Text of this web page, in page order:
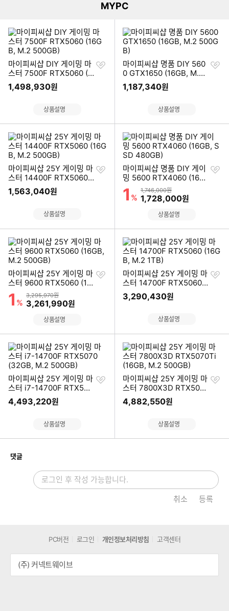
MYPC
마이피씨샵 DIY 게이밍 마
스터 7500F RTX5060 (1
6GB, M.2 500GB)
1,498,930원
찜
상품설명
마이피씨샵 명품 DIY 560
0 GTX1650 (16GB, M.2
500GB)
1,187,340원
찜
상품설명
마이피씨샵 25Y 게이밍 마
스터 14400F RTX5060
(16GB, M.2 500GB)
1,563,040원
찜
상품설명
마이피씨샵 명품 DIY 게이
밍 5600 RTX4060 (16G
B, SSD 480GB)
할인률
1 %
상품금액
1,746,000원
할인금액
1,728,000원
찜
상품설명
마이피씨샵 25Y 게이밍 마
스터 9600 RTX5060 (16
GB, M.2 500GB)
할인률
1 %
상품금액
3,295,970원
할인금액
3,261,990원
찜
상품설명
마이피씨샵 25Y 게이밍 마
스터 14700F RTX5060
(16GB, M.2 1TB)
3,290,430원
찜
상품설명
마이피씨샵 25Y 게이밍 마
스터 i7-14700F RTX507
0 (32GB, M.2 500GB)
4,493,220원
찜
상품설명
마이피씨샵 25Y 게이밍 마
스터 7800X3D RTX507
0Ti (16GB, M.2 500GB)
4,882,550원
찜
상품설명
댓글개
취소 등록
PC버전 로그인 개인정보처리방침 고객센터
(주) 커넥트웨이브